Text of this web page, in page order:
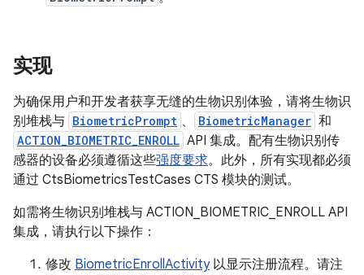
实现
为确保用户和开发者获享无缝的生物识别体验，请将生物识
别堆栈与 BiometricPrompt 、 BiometricManager 和
ACTION_BIOMETRIC_ENROLL API 集成。配有生物识别传
感器的设备必须遵循这些强度要求。此外，所有实现都必须
通过 CtsBiometricsTestCases CTS 模块的测试。
如需将生物识别堆栈与 ACTION_BIOMETRIC_ENROLL API
集成，请执行以下操作：
修改 BiometricEnrollActivity以显示注册流程。请注